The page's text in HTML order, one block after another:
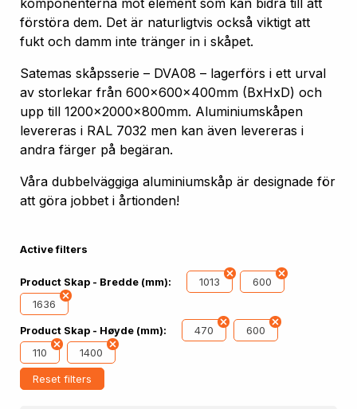
komponenterna mot element som kan bidra till att
förstöra dem. Det är naturligtvis också viktigt att
fukt och damm inte tränger in i skåpet.
Satemas skåpsserie – DVA08 – lagerförs i ett urval
av storlekar från 600x600x400mm (BxHxD) och
upp till 1200x2000x800mm. Aluminiumskåpen
levereras i RAL 7032 men kan även levereras i
andra färger på begäran.
Våra dubbelväggiga aluminiumskåp är designade för
att göra jobbet i årtionden!
Active filters
Product Skap - Bredde (mm): 1013
600
1636
Product Skap - Høyde (mm): 470
600
110
1400
Reset filters